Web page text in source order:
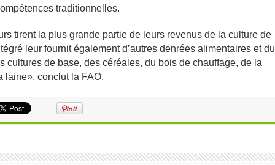
traditionnelles.
tirent la plus grande partie de leurs revenus de la culture de
leur fournit également d’autres denrées alimentaires et du
cultures de base, des céréales, du bois de chauffage, de la
laine», conclut la FAO.